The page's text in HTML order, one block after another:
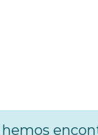
hemos